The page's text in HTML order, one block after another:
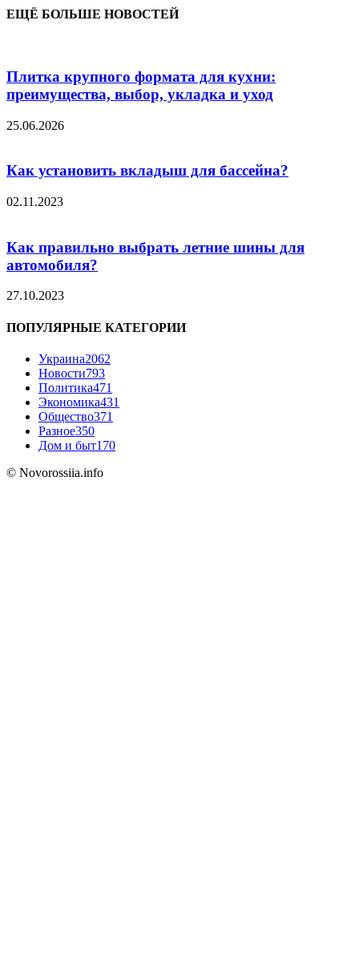
ЕЩЁ БОЛЬШЕ НОВОСТЕЙ
Плитка крупного формата для кухни:
преимущества, выбор, укладка и уход
25.06.2026
Как установить вкладыш для бассейна?
02.11.2023
Как правильно выбрать летние шины для
автомобиля?
27.10.2023
ПОПУЛЯРНЫЕ КАТЕГОРИИ
Украина2062
Новости793
Политика471
Экономика431
Общество371
Разное350
Дом и быт170
© Novorossiia.info